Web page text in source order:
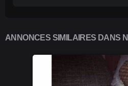
ANNONCES SIMILAIRES DANS